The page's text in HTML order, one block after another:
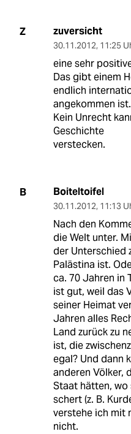
Z zuversicht
30.11.2012, 11:25
eine sehr
Das gibt einem
endlich
angekommen ist.
Kein Unrecht
Geschichte
verstecken.
B Boiteltoifel
30.11.2012, 11:13
Nach den
die Welt unter.
der Unterschied
Palästina ist.
ca. 70 Jahren in
ist gut, weil das
seiner Heimat
Jahren alles
Land zurück zu
ist, die
egal? Und dann
anderen Völker,
Staat hätten, wo
schert (z. B.
verstehe ich mit
nicht.